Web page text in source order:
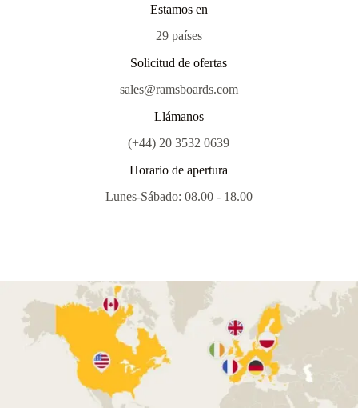
Estamos en
29 países
Solicitud de ofertas
sales@ramsboards.com
Llámanos
(+44) 20 3532 0639
Horario de apertura
Lunes-Sábado: 08.00 - 18.00